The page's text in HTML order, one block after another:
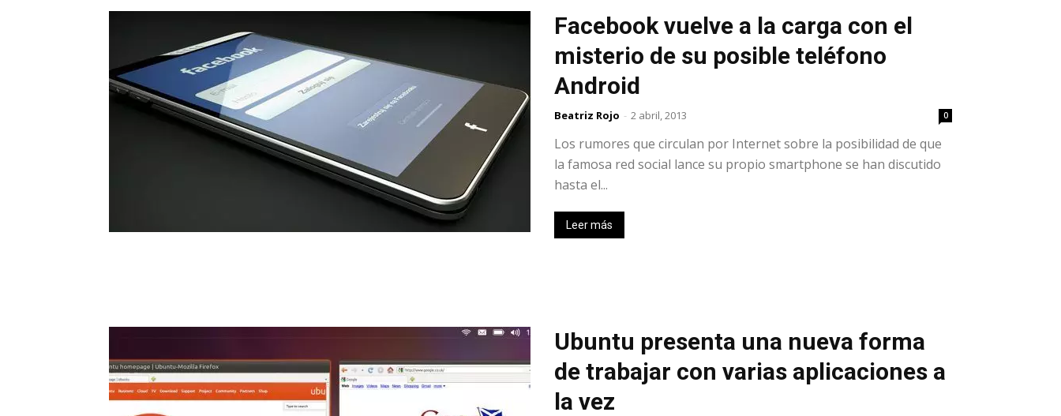
Facebook vuelve a la carga con el
misterio de su posible teléfono
Android
Beatriz Rojo - 2 abril, 2013 0
Los rumores que circulan por Internet sobre la posibilidad de que
la famosa red social lance su propio smartphone se han discutido
hasta el...
Leer más
Ubuntu presenta una nueva forma
de trabajar con varias aplicaciones a
la vez